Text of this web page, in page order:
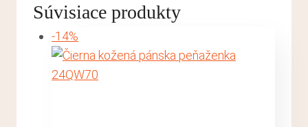
Súvisiace produkty
-14%